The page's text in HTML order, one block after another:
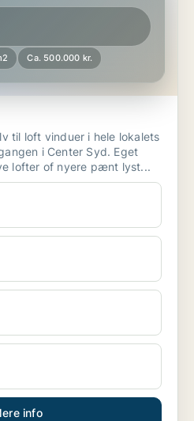
Ca. 500.000 kr.
til loft vinduer i hele lokalets
i Center Syd. Eget
lofter of nyere pænt lyst...
info